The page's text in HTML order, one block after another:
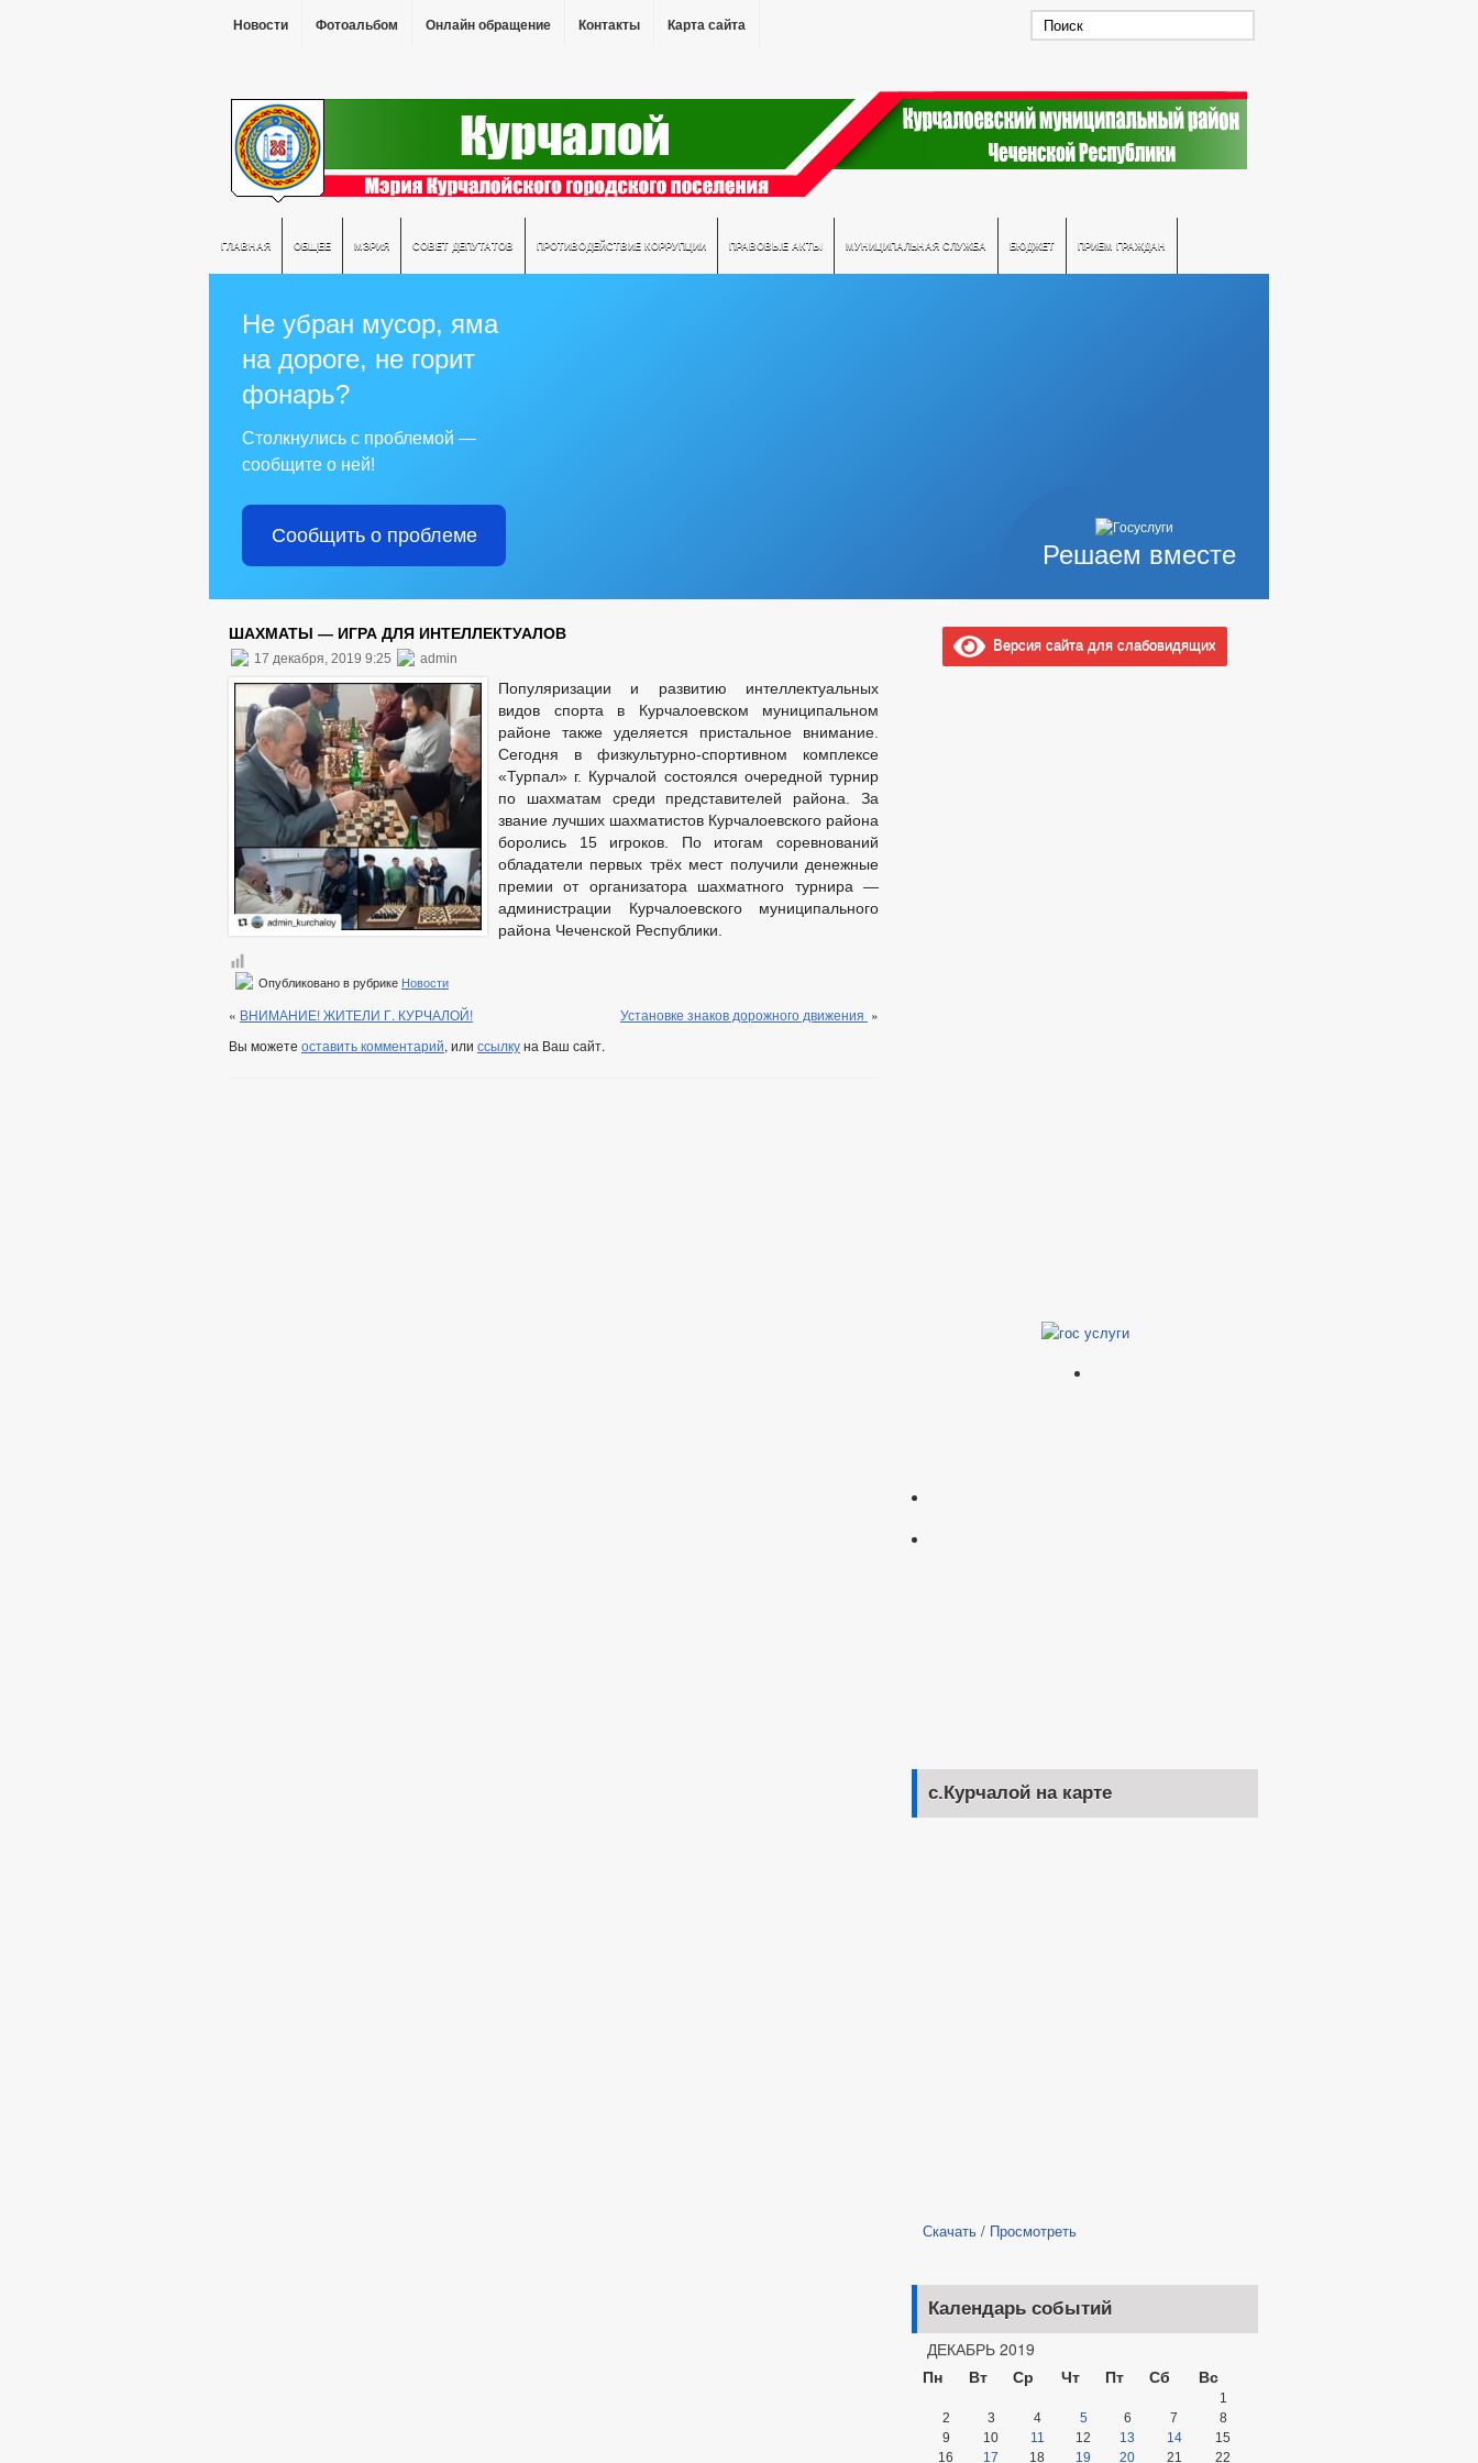
Новости Фотоальбом Онлайн обращение Контакты Карта сайта
ГЛАВНАЯ ОБЩЕЕ МЭРИЯ СОВЕТ ДЕПУТАТОВ ПРОТИВОДЕЙСТВИЕ КОРРУПЦИИ ПРАВОВЫЕ АКТЫ МУНИЦИПАЛЬНАЯ СЛУЖБА БЮДЖЕТ ПРИЕМ ГРАЖДАН
Решаем вместе
Не убран мусор, яма
на дороге, не горит
фонарь?
Столкнулись с проблемой —
сообщите о ней!
Сообщить о проблеме
ШАХМАТЫ — ИГРА ДЛЯ ИНТЕЛЛЕКТУАЛОВ
17 декабря, 2019 9:25 admin
Популяризации и развитию интеллектуальных
видов спорта в Курчалоевском муниципальном
районе также уделяется пристальное внимание.
Сегодня в физкультурно-спортивном комплексе
«Турпал» г. Курчалой состоялся очередной турнир
по шахматам среди представителей района. За
звание лучших шахматистов Курчалоевского района
боролись 15 игроков. По итогам соревнований
обладатели первых трёх мест получили денежные
премии от организатора шахматного турнира —
администрации Курчалоевского муниципального
района Чеченской Республики.
Опубликовано в рубрике Новости
« ВНИМАНИЕ! ЖИТЕЛИ Г. КУРЧАЛОЙ! Установке знаков дорожного движения »
Вы можете оставить комментарий, или ссылкуна Ваш сайт.
Версия сайта для слабовидящих
с.Курчалой на карте
Скачать / Просмотреть
Календарь событий
ДЕКАБРЬ 2019
Пн
Вт Ср Чт Пт Сб Вс
1
2
3 4 5 6 7
8
9
10 11 12 13 14
15
16
17 18 19 20 21 22